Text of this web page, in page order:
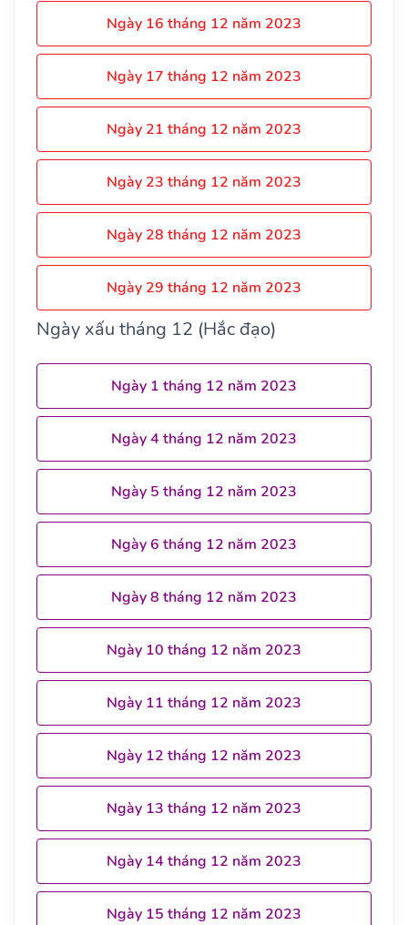
Ngày 16 tháng 12 năm 2023
Ngày 17 tháng 12 năm 2023
Ngày 21 tháng 12 năm 2023
Ngày 23 tháng 12 năm 2023
Ngày 28 tháng 12 năm 2023
Ngày 29 tháng 12 năm 2023
Ngày xấu tháng 12 (Hắc đạo)
Ngày 1 tháng 12 năm 2023
Ngày 4 tháng 12 năm 2023
Ngày 5 tháng 12 năm 2023
Ngày 6 tháng 12 năm 2023
Ngày 8 tháng 12 năm 2023
Ngày 10 tháng 12 năm 2023
Ngày 11 tháng 12 năm 2023
Ngày 12 tháng 12 năm 2023
Ngày 13 tháng 12 năm 2023
Ngày 14 tháng 12 năm 2023
Ngày 15 tháng 12 năm 2023